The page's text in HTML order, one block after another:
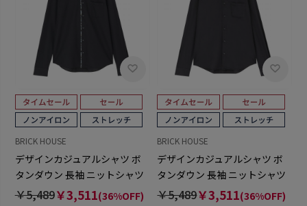
BRICK HOUSE
デザインカジュアルシャツ ボ
タンダウン 長袖 ニットシャツ
ストレッチ メンズ
￥5,489￥3,511(36%OFF)
BRICK HOUSE
デザインカジュアルシャツ ボ
タンダウン 長袖 ニットシャツ
ストレッチ メンズ
￥5,489￥3,511(36%OFF)